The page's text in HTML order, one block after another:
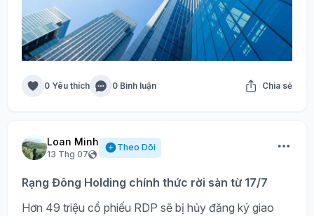
0 Yêu thích 0 Bình luận Chia sẻ
Loan Minh
13 Thg 07
Theo Dõi
Rạng Đông Holding chính thức rời sàn từ 17/7
Hơn 49 triệu cổ phiếu RDP sẽ bị hủy đăng ký giao